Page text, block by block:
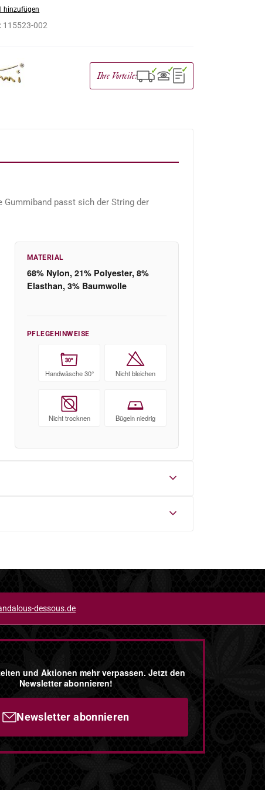
hinzufügen
115523-002
Ihre Vorteile: ✓ ✓ ✓
passt sich der String der
MATERIAL
68% Nylon, 21% Polyester, 8%
Elasthan, 3% Baumwolle
PFLEGEHINWEISE
30°
Handwäsche 30° Nicht bleichen
Nicht trocknen Bügeln niedrig
dessous.de
und Aktionen mehr verpassen. Jetzt den
Newsletter abonnieren!
Newsletter abonnieren